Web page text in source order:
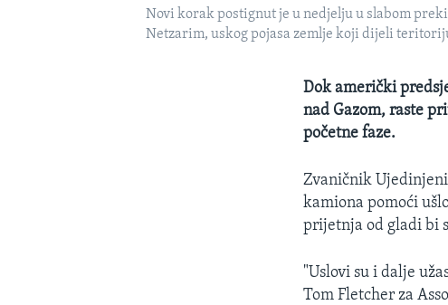
Novi korak postignut je u nedjelju u slabom
Netzarim, uskog pojasa zemlje koji dijeli
Dok američki
nad Gazom, raste
početne faze.
Zvaničnik
kamiona pomoći
prijetnja od gladi bi
"Uslovi su i dalje
Tom Fletcher za